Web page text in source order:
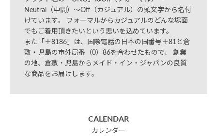
CALENDAR
カレンダー
Neutral（中間）～Off（カジュアル）の頭文字から名付
けています。 フォーマルからカジュアルのどんな場面
でもご着用頂きたいという思いを込めています。
また「＋8186」は、国際電話の日本の国番号＋81と倉
敷・児島の市外局番（0）86を合わせたもので、 創業
の地、倉敷・児島からメイド・イン・ジャパンの良質
な商品をお届けします。